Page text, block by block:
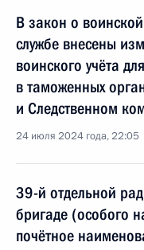
В закон о
службе внесены
воинского учёта
в таможенных
и Следственном
24 июля 2024 года, 22:05
39-й отдельной
бригаде (особого
почётное